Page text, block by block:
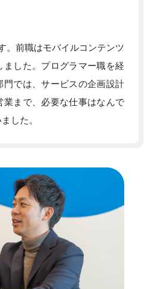
。前職はモバイルコンテンツ
した。プログラマー職を経
では、サービスの企画設計
まで、必要な仕事はなんで
した。